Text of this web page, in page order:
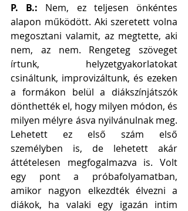
P. B.: Nem, ez teljesen önkéntes
alapon működött. Aki szeretett volna
megosztani valamit, az megtette, aki
nem, az nem. Rengeteg szöveget
írtunk, helyzetgyakorlatokat
csináltunk, improvizáltunk, és ezeken
a formákon belül a diákszínjátszók
dönthették el, hogy milyen módon, és
milyen mélyre ásva nyilvánulnak meg.
Lehetett ez első szám első
személyben is, de lehetett akár
áttételesen megfogalmazva is. Volt
egy pont a próbafolyamatban,
amikor nagyon elkezdték élvezni a
diákok, ha valaki egy igazán intim